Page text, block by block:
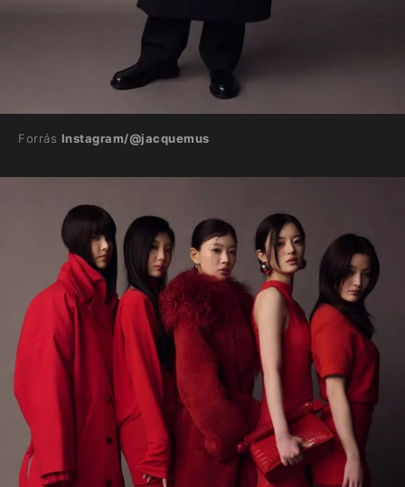
Forrás Instagram/@jacquemus